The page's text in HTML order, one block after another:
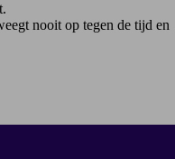
nooit op tegen de tijd en